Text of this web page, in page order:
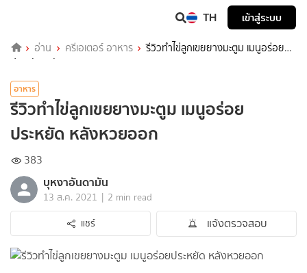
TH เข้าสู่ระบบ
อ่าน ครีเอเตอร์ อาหาร
รีวิวทำไข่ลูกเขยยางมะตูม เมนูอร่อย
ประหยัด หลังหวยออก
อาหาร
รีวิวทำไข่ลูกเขยยางมะตูม เมนูอร่อย
ประหยัด หลังหวยออก
383
บุหงาอันดามัน
13 ส.ค. 2021 | 2 min read
แชร์
แจ้งตรวจสอบ